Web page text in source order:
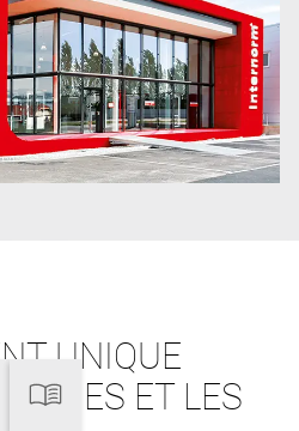
UNIQUE
ET LES